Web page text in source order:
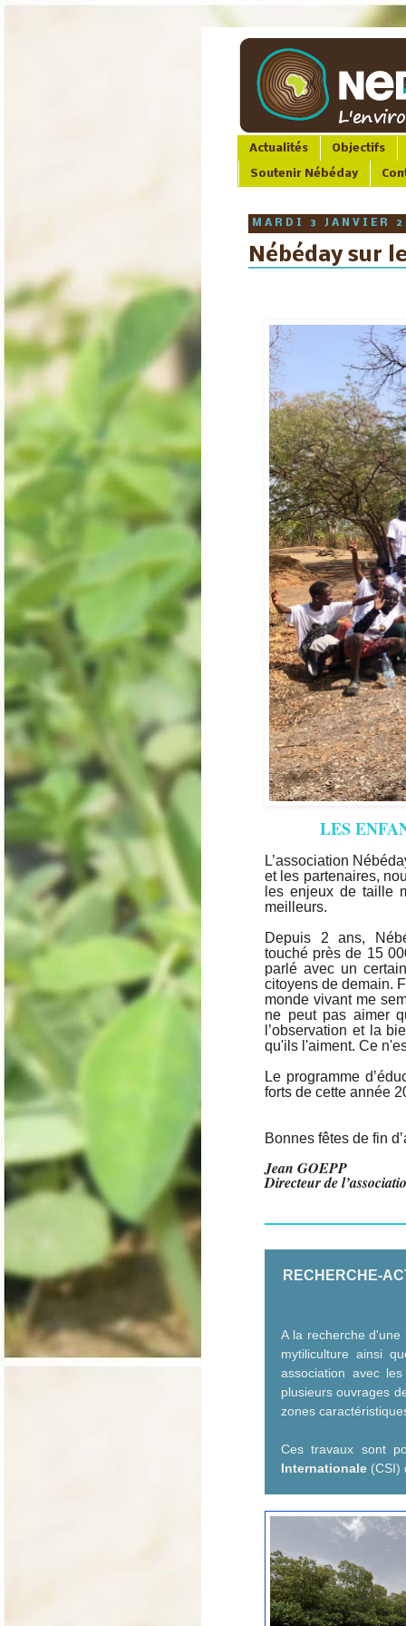
Actualités Objectifs
Soutenir Nébéday
MARDI 3 JANVIER
Nébéday sur
LES
L’association
et les partenaires,
les enjeux de taille
meilleurs.
Depuis 2 ans,
touché près de 15
parlé avec un
citoyens de demain.
monde vivant me
ne peut pas aimer
l’observation et la
qu'ils l'aiment. Ce
Le programme
forts de cette année
Bonnes fêtes de fin
Jean GOEPP
Directeur de
RECHERCHE-
A la recherche
mytiliculture ainsi
association avec
plusieurs ouvrages
zones
Ces travaux sont
Internationale (CSI)